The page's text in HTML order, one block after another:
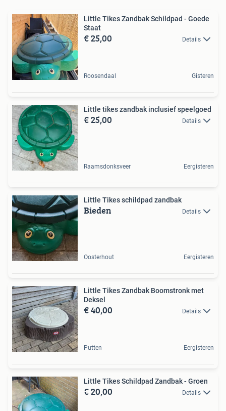
Little Tikes Zandbak Schildpad - Goede
Staat
€ 25,00 Details
Roosendaal Gisteren
Little tikes zandbak inclusief speelgoed
€ 25,00 Details
Raamsdonksveer Eergisteren
Little Tikes schildpad zandbak
Bieden Details
Oosterhout Eergisteren
Little Tikes Zandbak Boomstronk met
Deksel
€ 40,00 Details
Putten Eergisteren
Little Tikes Schildpad Zandbak - Groen
€ 20,00 Details